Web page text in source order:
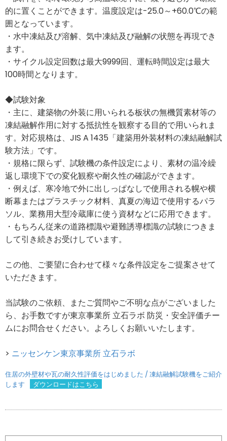
的に置くことができます。温度設定は-25.0～+60.0℃の範
囲となっています。
・水中凍結及び溶解、気中凍結及び融解の状態を再現でき
ます。
・サイクル設定回数は最大9999回、運転時間設定は最大
100時間となります。
◆試験対象
・主に、建築物の外装に用いられる板状の無機質素材等の
凍結融解作用に対する抵抗性を観察する目的で用いられま
す。対応規格は、JIS A 1435「建築用外装材料の凍結融解試
験方法」です。
・規格に限らず、試験機の条件設定により、素材の温冷繰
返し環境下での変化観察や耐久性の確認ができます。
・例えば、寒冷地で外に出しっぱなしで使用される幌や横
断幕またはプラスチック材料、真夏の海辺で使用するパラ
ソル、業務用大型冷蔵庫に使う資材などに応用できます。
・もちろん従来の道路標識や避難誘導標識の試験につきま
して引き続きお受けしています。
この他、ご要望に合わせて様々な条件設定をご提案させて
いただきます。
当試験のご依頼、またご質問やご不明な点がございました
ら、お手数ですが東京事業所 立石ラボ 防災・安全評価チー
ムにお問合せください。よろしくお願いいたします。
> ニッセンケン東京事業所 立石ラボ
住居の外壁材や瓦の耐久性評価をはじめました / 凍結融解試験機をご紹介
します
ダウンロードはこちら